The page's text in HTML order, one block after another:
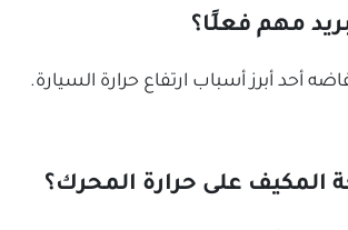
مهم فعلًا؟
أحد أبرز أسباب ارتفاع حرارة السيارة.
المكيف على حرارة المحرك؟